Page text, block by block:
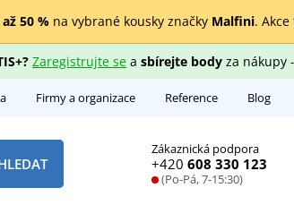
50 %na vybrané kousky značky Malfini.
Zaregistrujte sea sbírejte bodyza nákupy
Firmy a organizace Reference Blog
Zákaznická podpora
+420 608 330 123
(Po-Pá, 7-15:30)